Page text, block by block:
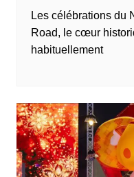
Les célébrations du
Road, le cœur
habituellement